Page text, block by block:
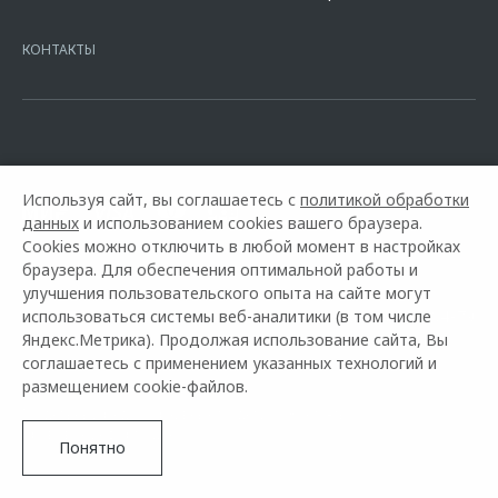
офертой.
КОНТАКТЫ
Горячая линия OMODA: +7 (800) 551-04-79
© 2026 Delivery Car на Киевской (ОНЛАЙН-ДИЛЕР)
Используя сайт, вы соглашаетесь с политикой обработки
данных и использованием cookies вашего браузера.
Cookies можно отключить в любой момент в настройках
браузера. Для обеспечения оптимальной работы и
улучшения пользовательского опыта на сайте могут
использоваться системы веб-аналитики (в том числе
Яндекс.Метрика). Продолжая использование сайта, Вы
соглашаетесь с применением указанных технологий и
размещением cookie-файлов.
Понятно